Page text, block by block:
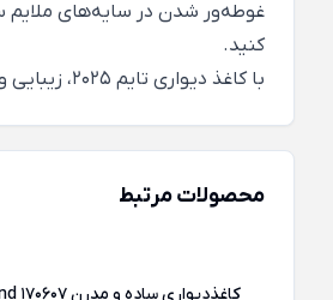
کنید.
با کاغذ دیواری تایم 2025، زیبایی و ظرافت را به خانه خود دعوت کنید.
محصولات مرتبط
کاغذدیواری ساده و مدرن Extend 170607